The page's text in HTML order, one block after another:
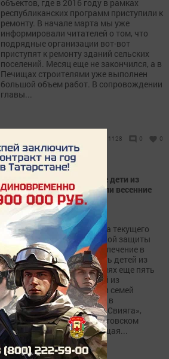
объектов, где в 2016 году в рамках
республиканских программ приступили к
ремонту. В начале марта мы уже
информировали читателей о том, что
подрядные организации вот-вот
приступят к ремонту зданий сельских
поселений. Месяц еще не закончился, а в
Печищах строителями уже выполнен
большой объем работ. В сопровождении
главы...
1128 0 0
В Верхнеуслонском районе дети из
малоимущих семей провели весенние
каникулы в санатории и
оздоровительном лагере
В течение первого квартала текущего
года через отдел социальной защиты
района бесплатно прошли лечение в
санатории Марий Эл девять детей из
малоимущих семей. - На днях еще пять
несовершеннолетних детей из
малообеспеченных семей и семей
группы риска отправились в
оздоровительный лагерь «Свияга»,
который находится в Апастовском
районе, - говорит заведующая...